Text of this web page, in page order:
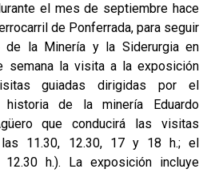
el mes de septiembre hace
de Ponferrada, para seguir
la Minería y la Siderurgia en
semana la visita a la exposición
guiadas dirigidas por el
historia de la minería Eduardo
que conducirá las visitas
las 11.30, 12.30, 17 y 18 h.; el
h.). La exposición incluye